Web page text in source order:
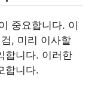
중요합니다. 이
, 미리 이사할
합니다. 이러한
합니다.